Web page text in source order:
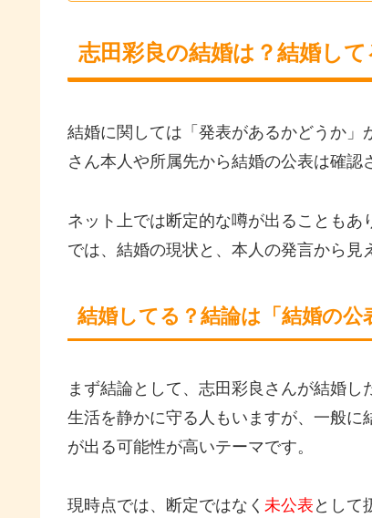
志田彩良の結婚は？結婚し
結婚に関しては「発表があるかどうか」
さん本人や所属先から結婚の公表は確認
ネット上では断定的な噂が出ることもあ
では、結婚の現状と、本人の発言から見
結婚してる？結論は「結婚の公
まず結論として、志田彩良さんが結婚
生活を静かに守る人もいますが、一般
が出る可能性が高いテーマです。
現時点では、断定ではなく 未公表 として